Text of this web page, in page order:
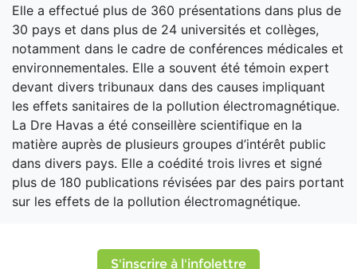
Elle a effectué plus de 360 ​​présentations dans plus de
30 pays et dans plus de 24 universités et collèges,
notamment dans le cadre de conférences médicales et
environnementales. Elle a souvent été témoin expert
devant divers tribunaux dans des causes impliquant
les effets sanitaires de la pollution électromagnétique.
La Dre Havas a été conseillère scientifique en la
matière auprès de plusieurs groupes d’intérêt public
dans divers pays. Elle a coédité trois livres et signé
plus de 180 publications révisées par des pairs portant
sur les effets de la pollution électromagnétique.
S'inscrire à l'infolettre